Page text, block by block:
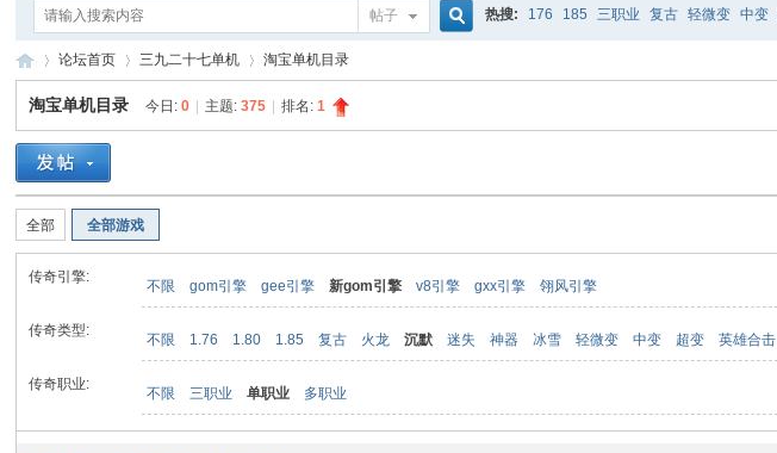
帖子 热搜: 176 185 三职业 复古 轻微变 中变
»
论坛首页 三九二十七单机 淘宝单机目录
淘宝单机目录 今日:0 主题:375 排名:1
全部 全部游戏
传奇引擎:
不限 gom引擎 gee引擎 新gom引擎 v8引擎 gxx引擎 翎风引擎
传奇类型:
不限 1.76 1.80 1.85 复古 火龙 沉默 迷失 神器 冰雪 轻微变 中变 超变 英雄合击
传奇职业:
不限 三职业 单职业 多职业